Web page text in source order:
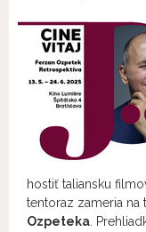
hostiť taliansku
tentoraz zameria na
Ozpeteka .